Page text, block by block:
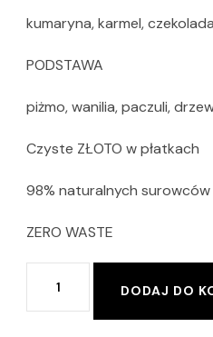
kumaryna, karmel, czekolada
PODSTAWA
piżmo, wanilia, paczuli,
Czyste ZŁOTO w płatkach
98% naturalnych surowców
ZERO WASTE
ZŁOTY
DODAJ DO